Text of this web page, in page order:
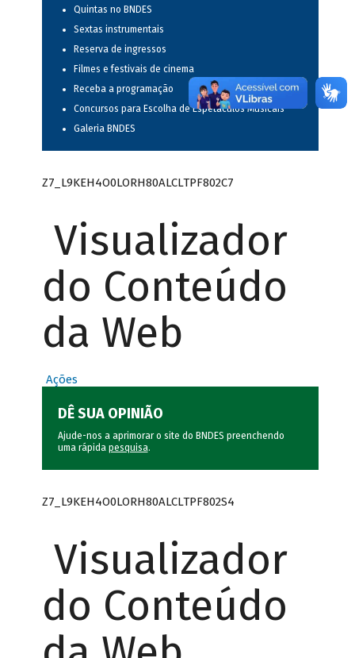
Quintas no BNDES
Sextas instrumentais
Reserva de ingressos
Filmes e festivais de cinema
Receba a programação
Concursos para Escolha de Espetáculos Musicais
Galeria BNDES
Z7_L9KEH4O0LORH80ALCLTPF802C7
Visualizador
do Conteúdo
da Web
Ações
DÊ SUA OPINIÃO
Ajude-nos a aprimorar o site do BNDES preenchendo
uma rápida pesquisa.
Z7_L9KEH4O0LORH80ALCLTPF802S4
Visualizador
do Conteúdo